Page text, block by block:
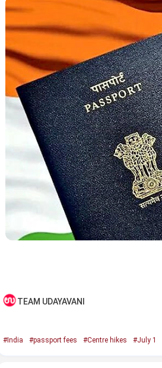
TEAM UDAYAVANI
#India #passport fees #Centre hikes #July 1